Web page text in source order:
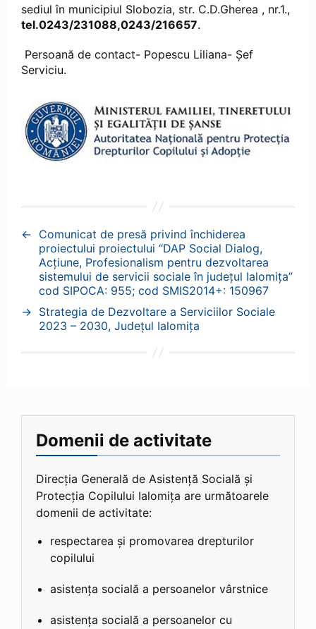
sediul în municipiul Slobozia, str. C.D.Gherea , nr.1.,
tel.0243/231088,0243/216657.
Persoană de contact- Popescu Liliana- Șef
Serviciu.
← Comunicat de presă privind închiderea
proiectului proiectului “DAP Social Dialog,
Acțiune, Profesionalism pentru dezvoltarea
sistemului de servicii sociale în județul Ialomița”
cod SIPOCA: 955; cod SMIS2014+: 150967
→ Strategia de Dezvoltare a Serviciilor Sociale
2023 – 2030, Județul Ialomița
Domenii de activitate
Direcția Generală de Asistență Socială și
Protecția Copilului Ialomița are următoarele
domenii de activitate:
respectarea și promovarea drepturilor
copilului
asistența socială a persoanelor vârstnice
asistența socială a persoanelor cu